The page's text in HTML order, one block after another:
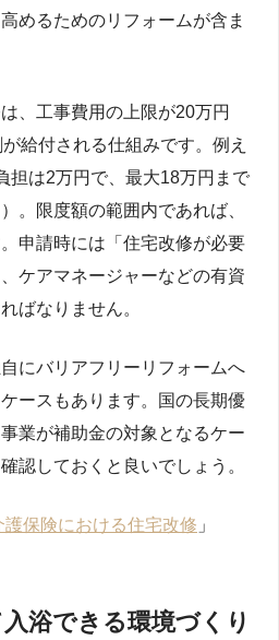
めるためのリフォームが含ま
、工事費用の上限が20万円
給付される仕組みです。例え
担は2万円で、最大18万円まで
。限度額の範囲内であれば、
申請時には「住宅改修が必要
ケアマネージャーなどの有資
ばなりません。
にバリアフリーリフォームへ
ースもあります。国の長期優
業が補助金の対象となるケー
認しておくと良いでしょう。
護保険における住宅改修 」
浴できる環境づくり